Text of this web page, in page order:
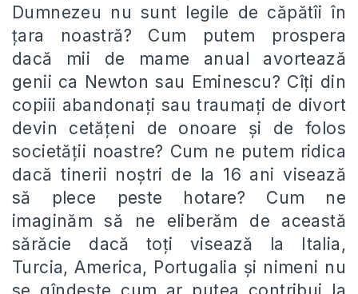
Dumnezeu nu sunt legile de căpătîi în
țara noastră? Cum putem prospera
dacă mii de mame anual avortează
genii ca Newton sau Eminescu? Cîți din
copiii abandonați sau traumați de divort
devin cetățeni de onoare și de folos
societății noastre? Cum ne putem ridica
dacă tinerii noștri de la 16 ani visează
să plece peste hotare? Cum ne
imaginăm să ne eliberăm de această
sărăcie dacă toți visează la Italia,
Turcia, America, Portugalia și nimeni nu